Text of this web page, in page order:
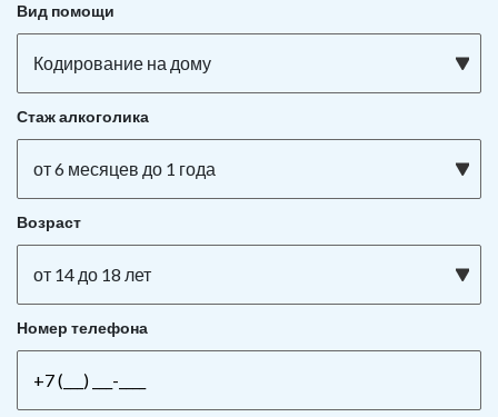
Вид помощи
Кодирование на дому
Стаж алкоголика
от 6 месяцев до 1 года
Возраст
от 14 до 18 лет
Номер телефона